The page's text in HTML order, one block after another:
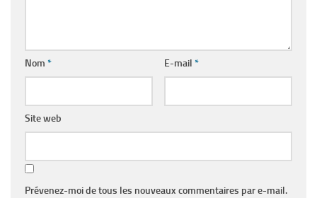
Nom * E-mail *
Site web
Prévenez-moi de tous les nouveaux commentaires par e-mail.